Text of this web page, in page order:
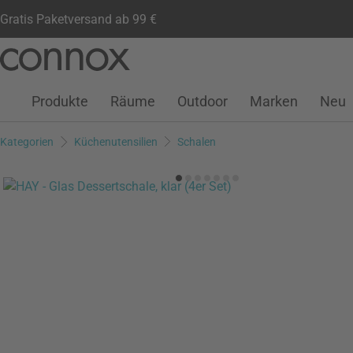
Gratis Paketversand ab 99 €
Seiteninhalt
Suchfeld
Kundenkonto
Wunschliste
Warenkorb
Produkte Räume Outdoor Marken Neu
Kategorien Küchenutensilien Schalen